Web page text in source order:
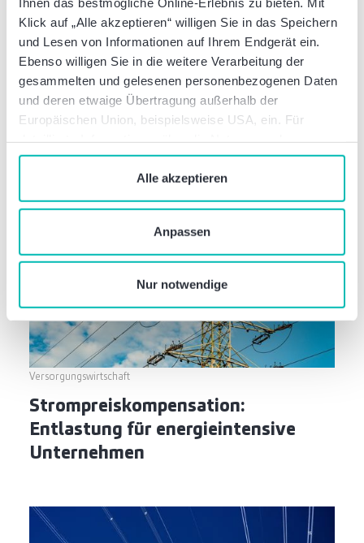
Klick auf „Alle akzeptieren“ willigen Sie in das Speichern
und Lesen von Informationen auf Ihrem Endgerät ein.
Ebenso willigen Sie in die weitere Verarbeitung der
gesammelten und gelesenen personenbezogenen Daten
und deren etwaige Übertragung außerhalb der
Europäischen Union, beispielsweise USA, ein. Für
Verwaltung von Cookies klicken Sie auf „Details“. Mit
dem Klick auf „Cookies verbieten“ lehnen Sie die
Verwendung von zustimmungspflichtigen Cookies ab. Sie
, wenn Sie unsere Webseite
nutzen.
Alle akzeptieren
Anpassen
Nur notwendige
Deal Info
Baker Tilly begleitet EnBW bei
Veräußerung ihrer schwedischen
Renewables
Versorgungswirtschaft
Strompreiskompensation:
Entlastung für energieintensive
Unternehmen